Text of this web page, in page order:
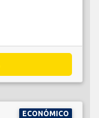
ECONÓMICO